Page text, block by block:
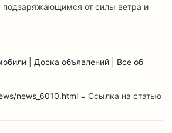
подзаряжающимся от силы ветра и
Доска объявлений
Все об
news_6010.html = Ссылка на статью